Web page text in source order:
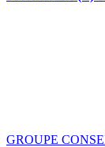
GROUPE